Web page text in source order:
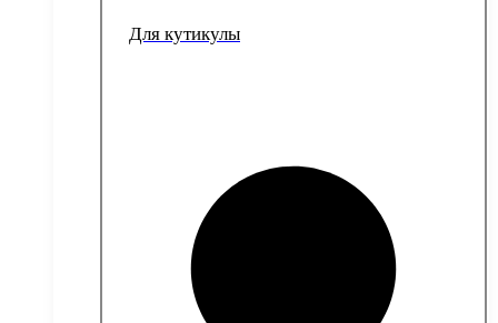
Для кутикулы